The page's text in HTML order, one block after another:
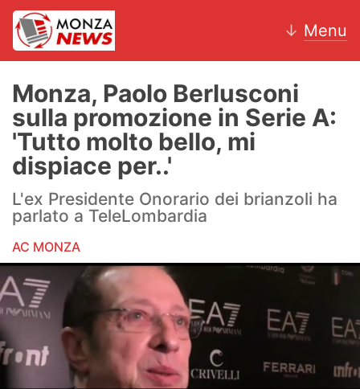
↓ Menu
News
AC Monza
Calcio
Motori
Volley
Hockey
Altri sport
Hockey
Monza, Paolo Berlusconi
sulla promozione in Serie A:
'Tutto molto bello, mi
dispiace per..'
L'ex Presidente Onorario dei brianzoli ha
parlato a TeleLombardia
AC MONZA